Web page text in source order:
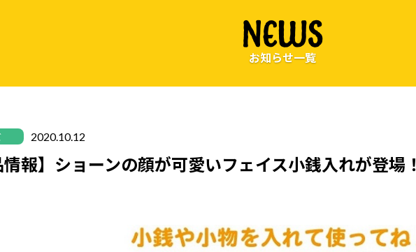
NEWS
お知らせ一覧
2020.10.12
情報】ショーンの顔が可愛いフェイス小銭入れが登場！